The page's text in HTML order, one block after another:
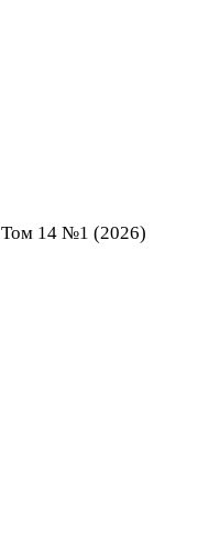
Том 14 №1 (2026)